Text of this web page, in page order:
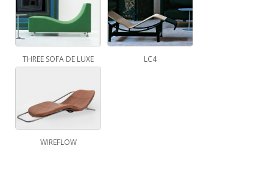
THREE SOFA DE LUXE LC4
WIREFLOW